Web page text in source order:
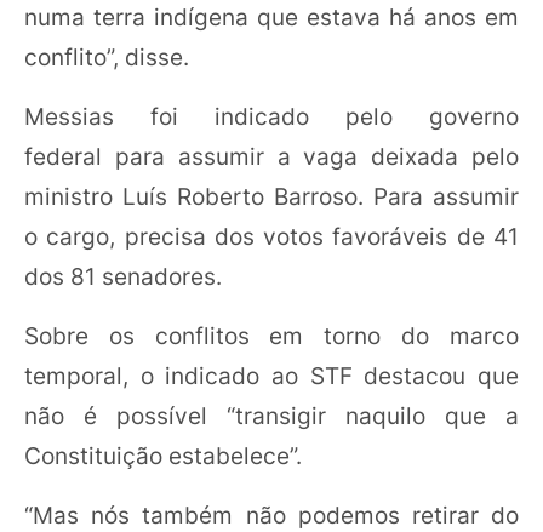
numa terra indígena que estava há anos em
conflito”, disse.
Messias foi indicado pelo governo
federal para assumir a vaga deixada pelo
ministro Luís Roberto Barroso. Para assumir
o cargo, precisa dos votos favoráveis de 41
dos 81 senadores.
Sobre os conflitos em torno do marco
temporal, o indicado ao STF destacou que
não é possível “transigir naquilo que a
Constituição estabelece”.
“Mas nós também não podemos retirar do